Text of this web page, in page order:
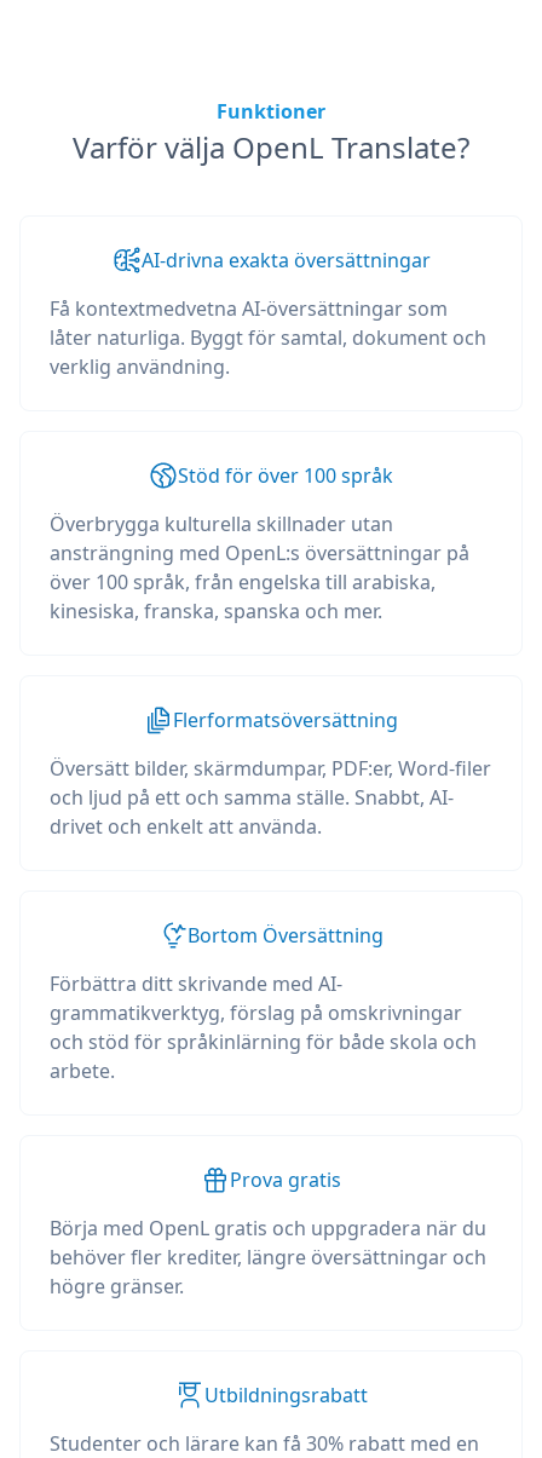
Funktioner
Varför välja OpenL Translate?
AI-drivna exakta översättningar
Få kontextmedvetna AI-översättningar som
låter naturliga. Byggt för samtal, dokument och
verklig användning.
Stöd för över 100 språk
Överbrygga kulturella skillnader utan
ansträngning med OpenL:s översättningar på
över 100 språk, från engelska till arabiska,
kinesiska, franska, spanska och mer.
Flerformatsöversättning
Översätt bilder, skärmdumpar, PDF:er, Word-filer
och ljud på ett och samma ställe. Snabbt, AI-
drivet och enkelt att använda.
Bortom Översättning
Förbättra ditt skrivande med AI-
grammatikverktyg, förslag på omskrivningar
och stöd för språkinlärning för både skola och
arbete.
Prova gratis
Börja med OpenL gratis och uppgradera när du
behöver fler krediter, längre översättningar och
högre gränser.
Utbildningsrabatt
Studenter och lärare kan få 30% rabatt med en